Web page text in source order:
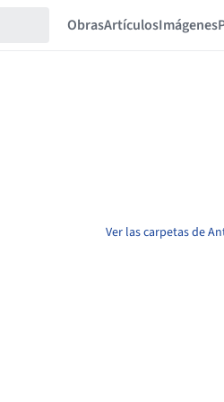
ObrasArtículosImágenes
Ver las carpetas de